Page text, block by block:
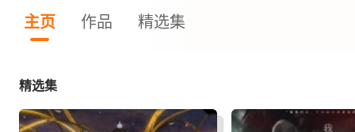
主页 作品 精选集
精选集